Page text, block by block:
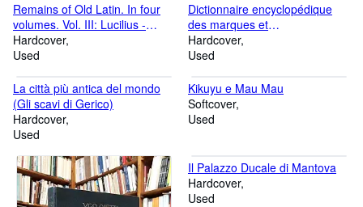
Remains of Old Latin. In four
volumes. Vol. III: Lucilius -
[Laws of] the XII tables
Hardcover
Used
Dictionnaire encyclopédique
des marques et
monogrammes, chiffres, lettres
initiales, signes figuratifs etc.
marques. Tomes I et II
Hardcover
Used
La città più antica del mondo
(Gli scavi di Gerico)
Hardcover
Used
Kikuyu e Mau Mau
Softcover
Used
Il Palazzo Ducale di Mantova
Hardcover
Used